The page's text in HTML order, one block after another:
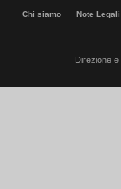
Chi siamo Note Legali
Direzione e